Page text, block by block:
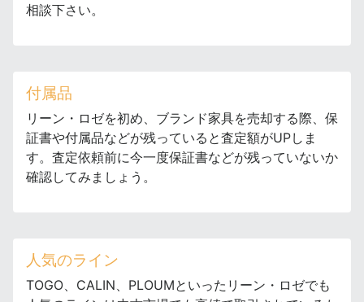
相談下さい。
付属品
リーン・ロゼを初め、ブランド家具を売却する際、保
証書や付属品などが残っていると査定額がUPしま
す。査定依頼前に今一度保証書などが残っていないか
確認してみましょう。
人気のライン
TOGO、CALIN、PLOUMといったリーン・ロゼでも